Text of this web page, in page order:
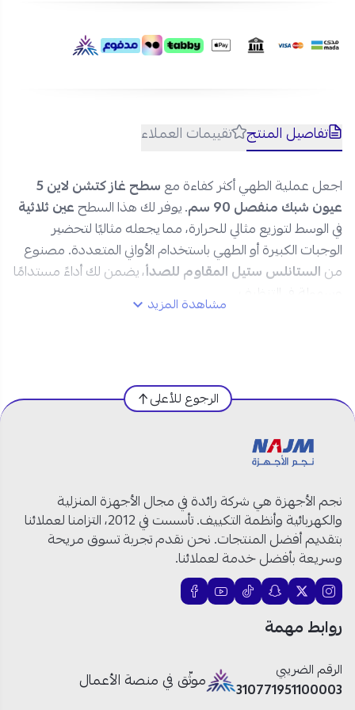
تفاصيل المنتج تقييمات العملاء
اجعل عملية الطهي أكثر كفاءة مع
سطح غاز كتشن لاين 5
عيون شبك منفصل 90 سم
. يوفر لك هذا السطحعين ثلاثية
في الوسط لتوزيع مثالي للحرارة، مما يجعله مثاليًا لتحضير
الوجبات الكبيرة أو الطهي باستخدام الأواني المتعددة. مصنوع
منالستانلس ستيل المقاوم للصدأ، يضمن لك أداءً مستدامًا
اطلبه الآن من نجم الأجهزة واستمتع بطهي مريح وآمن!
شبك منفصل مع شعلة ثلاثية وسط:
رقم الموديل
النوع: سطح غاز
الحجم
عدد العيون: 5 عيون
عين ثلاثية في الوسط
المواد: ستانلس ستيل مقاوم للصدأ
الإشعال: ذاتي تحت مفتاح التشغيل
أسفل مفتاح التشغيل
الأمان
الحوامل
مشاهدة المزيد
الرجوع للأعلى
نجم الأجهزة هي شركة رائدة في مجال الأجهزة المنزلية
والكهربائية وأنظمة التكييف. تأسست في 2012، التزامنا لعملائنا
بتقديم أفضل المنتجات. نحن نقدم تجربة تسوق مريحة
وسريعة بأفضل خدمة لعملائنا.
روابط مهمة
الرقم الضريبي
310771951100003
موثّق في منصة الأعمال